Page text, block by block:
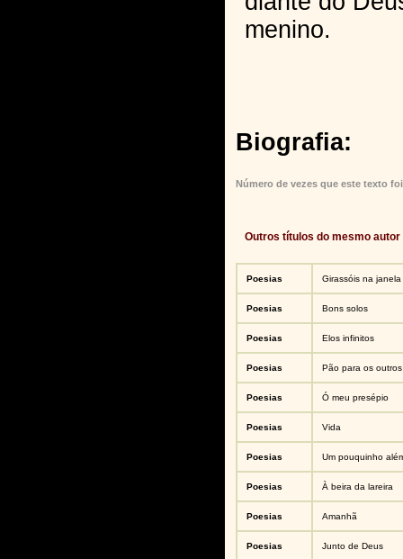
menino.
Biografia:
Número de vezes que este texto
Outros títulos do mesmo autor
Poesias Girassóis na janela
Poesias Bons solos
Poesias Elos infinitos
Poesias Pão para os outros
Poesias Ó meu presépio
Poesias Vida
Poesias Um pouquinho
Poesias À beira da lareira
Poesias Amanhã
Poesias Junto de Deus